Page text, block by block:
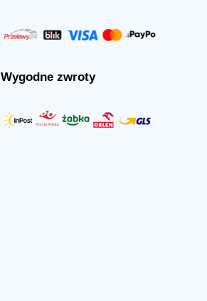
Wygodne zwroty